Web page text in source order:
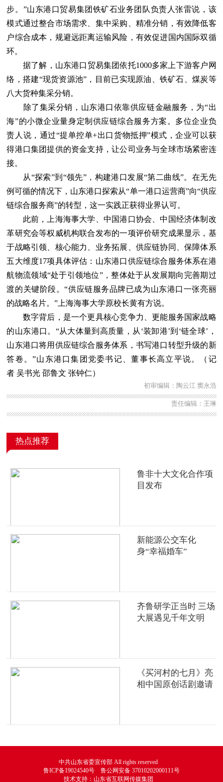
步。”山东港口贸易集团铁矿石业务团队负责人张雷说，该
模式通过整合市场需求、集中采购、精准分销，有效降低客
户综合成本，规避远距离运输风险，有效促进国内国际双循
环。
据了解，山东港口贸易集团依托1000多家上下游客户网
络，搭建“现货资源池”，目前已实现原油、铁矿石、煤炭等
八大货种集采分销。
除了集采分销，山东港口依靠供应链金融服务，为“出
海”的小微企业量身定制供应链综合服务方案。多位企业负
责人说，通过“提单控单+出口货物抵押”模式，企业可以获
得港口集团提供的资金支持，让公司业务与全球市场紧密连
接。
从“探索”到“领先”，构建港口发展“第二曲线”。在无先
例可循的情况下，山东港口探索从“单一港口运营商”向“供应
链综合服务商”的转型，这一实践正获得业界认可。
此前，上海海事大学、中国港口协会、中国经济体制改
革研究会等权威机构联合发布的一项评价研究成果显示，基
于战略引领、核心能力、业务拓展、供应链协同、保障体系
五大维度17项具体评估：山东港口供应链综合服务体系在港
航物流领域“处于引领地位”，整体处于从发展期向完善期过
渡的关键阶段。“供应链服务品牌已成为山东港口一张亮丽
的战略名片。”上海海事大学原校长黄有方说。
数字背后，是一个更具核心竞争力、更能服务国家战略
的山东港口。“从大体量到高质量，从‘装卸港’到‘链全球’，
山东港口将用供应链综合服务体系，书写港口转型升级的新
答卷。”山东港口集团党委书记、董事长高立平说。（记
者 吴书光 邵鲁文 张钟仁）
初审编辑：陶云江 窦永浩
责任编辑：王琳
热点推荐
鲁非十大文化合作项
目发布
新能源公交车化
身“幸福婚车”
齐鲁研学正当时 三场
大展遇见千年文明
《买河村的七月》亮
相中国原创话剧邀请
中共山东省委宣传部 All rights reserved
鲁ICP备19024540号 鲁公网安备 37010202000111号
技术支持：山东省互联网传媒集团